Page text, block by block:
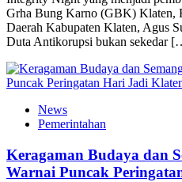
Grha Bung Karno (GBK) Klaten,
Daerah Kabupaten Klaten, Agus
Duta Antikorupsi bukan sekedar
News
Pemerintahan
Keragaman Budaya dan
Warnai Puncak